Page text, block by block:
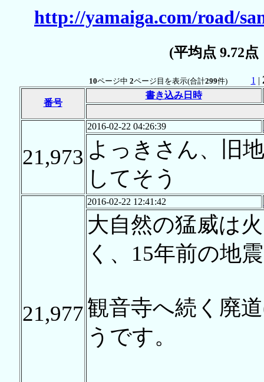
http://yamaiga.com/road/
(平均点 9.72
10ページ中 2ページ目を表示(合計299件) 1 |
番号
書き込み日時
21,973
2016-02-22 04:26:39
よっきさん、旧
してそう
21,977
2016-02-22 12:41:42
大自然の猛威は
く、15年前の地
観音寺へ続く廃
うです。